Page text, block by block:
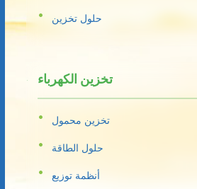
حلول تخزين
تخزين الكهرباء
تخزين محمول
حلول الطاقة
أنظمة توزيع